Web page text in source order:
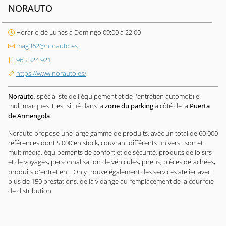
NORAUTO
Horario de Lunes a Domingo 09:00 a 22:00
mag362@norauto.es
965 324 921
https://www.norauto.es/
Norauto, spécialiste de l'équipement et de l'entretien automobile
multimarques. Il est situé dans la zone du parkingà côté de la Puerta
de Armengola.
Norauto propose une large gamme de produits, avec un total de 60 000
références dont 5 000 en stock, couvrant différents univers : son et
multimédia, équipements de confort et de sécurité, produits de loisirs
et de voyages, personnalisation de véhicules, pneus, pièces détachées,
produits d'entretien... On y trouve également des services atelier avec
plus de 150 prestations, de la vidange au remplacement de la courroie
de distribution.